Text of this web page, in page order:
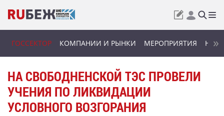
ГОССЕКТОР КОМПАНИИ И РЫНКИ МЕРОПРИЯТИЯ
НА СВОБОДНЕНСКОЙ ТЭС ПРОВЕЛИ
УЧЕНИЯ ПО ЛИКВИДАЦИИ
УСЛОВНОГО ВОЗГОРАНИЯ